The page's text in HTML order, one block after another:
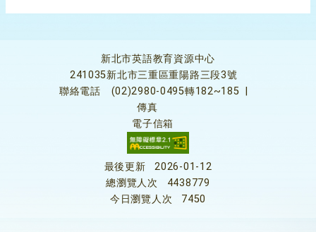
新北市英語教育資源中心
241035新北市三重區重陽路三段3號
聯絡電話
(02)2980-0495轉182~185
傳真
電子信箱
最後更新
2026-01-12
總瀏覽人次
4438779
今日瀏覽人次
7450